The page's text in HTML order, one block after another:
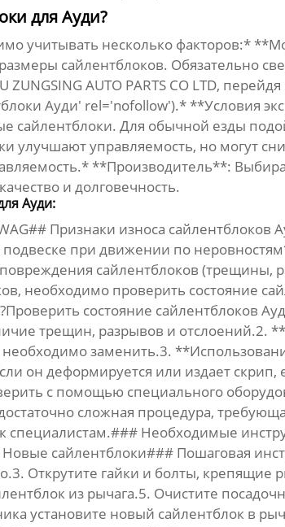
для Ауди?
учитывать несколько факторов:*
сайлентблоков. Обязательно
AUTO PARTS CO LTD,
Ауди' rel='nofollow').* **Условия
сайлентблоки. Для обычной езды
улучшают управляемость, но могут
**Производитель**:
и долговечность.
Ауди:
Признаки износа сайлентблоков
при движении по
сайлентблоков (трещины,
необходимо проверить состояние
состояние сайлентблоков
трещин, разрывов и отслоений.2.
необходимо заменить.3.
он деформируется или издает
с помощью специального
сложная процедура,
к специалистам.### Необходимые
сайлентблоки### Пошаговая
Открутите гайки и болты, крепящие
из рычага.5. Очистите
установите новый сайлентблок в